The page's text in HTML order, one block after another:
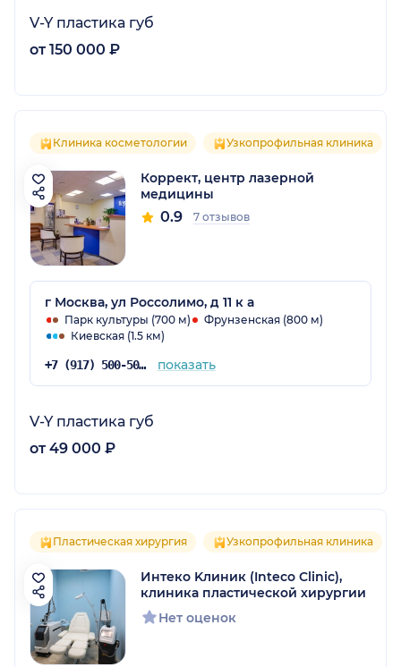
V-Y пластика губ
от 150 000 ₽
Клиника косметологии Узкопрофильная клиника
Коррект, центр лазерной
медицины
0.9 7 отзывов
г Москва, ул Россолимо, д 11 к а
Парк культуры (700 м)
Фрунзенская (800 м)
Киевская (1.5 км)
+7 (917) 500-50-03 показать
V-Y пластика губ
от 49 000 ₽
Пластическая хирургия Узкопрофильная клиника
Интеко Kлиник (Inteco Clinic),
клиника пластической хирургии
Нет оценок